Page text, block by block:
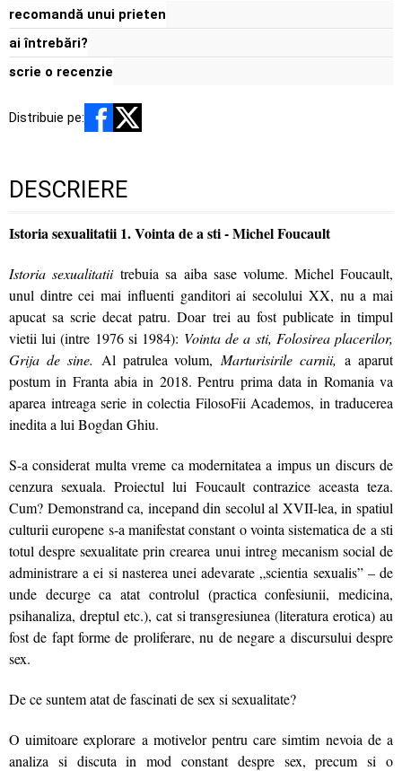
recomandă unui prieten
ai întrebări?
scrie o recenzie
Distribuie pe:
DESCRIERE
Istoria sexualitatii 1. Vointa de a sti - Michel Foucault
Istoria sexualitatiitrebuia sa aiba sase volume. Michel Foucault,
unul dintre cei mai influenti ganditori ai secolului XX, nu a mai
apucat sa scrie decat patru. Doar trei au fost publicate in timpul
vietii lui (intre 1976 si 1984): Vointa de a sti, Folosirea placerilor,
Grija de sine. Al patrulea volum, Marturisirile carnii, a aparut
postum in Franta abia in 2018. Pentru prima data in Romania va
aparea intreaga serie in colectia FilosoFii Academos, in traducerea
inedita a lui Bogdan Ghiu.
S-a considerat multa vreme ca modernitatea a impus un discurs de
cenzura sexuala. Proiectul lui Foucault contrazice aceasta teza.
Cum? Demonstrand ca, incepand din secolul al XVII-lea, in spatiul
culturii europene s-a manifestat constant o vointa sistematica de a sti
totul despre sexualitate prin crearea unui intreg mecanism social de
administrare a ei si nasterea unei adevarate „scientia sexualis” – de
unde decurge ca atat controlul (practica confesiunii, medicina,
psihanaliza, dreptul etc.), cat si transgresiunea (literatura erotica) au
fost de fapt forme de proliferare, nu de negare a discursului despre
sex.
De ce suntem atat de fascinati de sex si sexualitate?
O uimitoare explorare a motivelor pentru care simtim nevoia de a
analiza si discuta in mod constant despre sex, precum si o